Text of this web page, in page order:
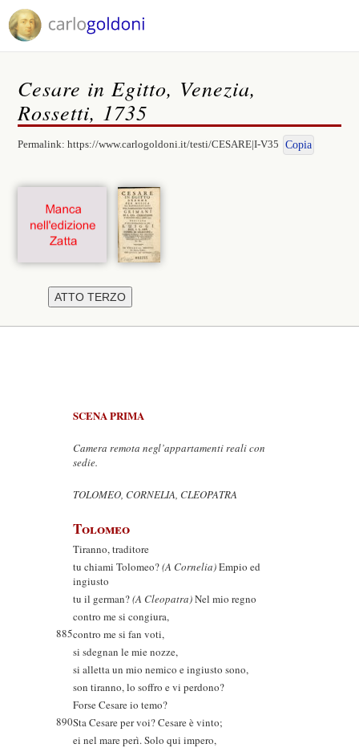
Cesare in Egitto, Venezia,
Rossetti, 1735
Permalink:https://www.carlogoldoni.it/testi/CESARE|I-V35 Copia
SCENA PRIMA
Camera remota negl’appartamenti reali con
sedie.
TOLOMEO, CORNELIA, CLEOPATRA
Tolomeo
Tiranno, traditore
tu chiami Tolomeo?(A Cornelia)Empio ed
ingiusto
tu il german?(A Cleopatra)Nel mio regno
contro me si congiura,
885contro me si fan voti,
si sdegnan le mie nozze,
si alletta un mio nemico e ingiusto sono,
son tiranno, lo soffro e vi perdono?
Forse Cesare io temo?
890Sta Cesare per voi? Cesare è vinto;
ei nel mare perì. Solo qui impero,